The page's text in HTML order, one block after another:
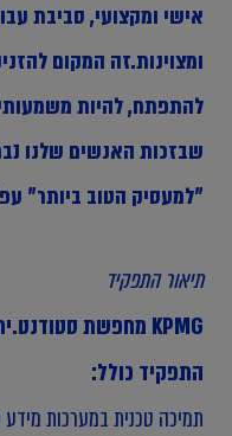
אישי ומקצועי, סביבת
ומצוינות.זה המקום
להתפתח, להיות
שבזכות האנשים שלנו
"למעסיק הטוב ביותר"
תיאור התפקיד
KPMG מחפשת סטודנט.ית לתמיכה טכנית
התפקיד כולל:
תמיכה טכנית במערכות מידע